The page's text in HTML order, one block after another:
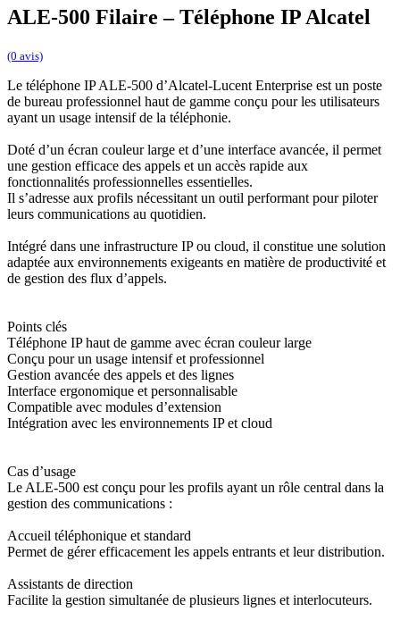
ALE-500 Filaire – Téléphone IP Alcatel
(0 avis)
Le téléphone IP ALE-500 d’Alcatel-Lucent Enterprise est un poste
de bureau professionnel haut de gamme conçu pour les utilisateurs
ayant un usage intensif de la téléphonie.
Doté d’un écran couleur large et d’une interface avancée, il permet
une gestion efficace des appels et un accès rapide aux
fonctionnalités professionnelles essentielles.
Il s’adresse aux profils nécessitant un outil performant pour piloter
leurs communications au quotidien.
Intégré dans une infrastructure IP ou cloud, il constitue une solution
adaptée aux environnements exigeants en matière de productivité et
de gestion des flux d’appels.
Points clés
Téléphone IP haut de gamme avec écran couleur large
Conçu pour un usage intensif et professionnel
Gestion avancée des appels et des lignes
Interface ergonomique et personnalisable
Compatible avec modules d’extension
Intégration avec les environnements IP et cloud
Cas d’usage
Le ALE-500 est conçu pour les profils ayant un rôle central dans la
gestion des communications :
Accueil téléphonique et standard
Permet de gérer efficacement les appels entrants et leur distribution.
Assistants de direction
Facilite la gestion simultanée de plusieurs lignes et interlocuteurs.